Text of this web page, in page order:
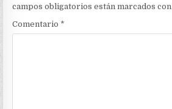
campos obligatorios están marcados con
Comentario *